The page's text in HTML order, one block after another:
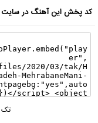
کد پخش این آهنگ در سایت
تک